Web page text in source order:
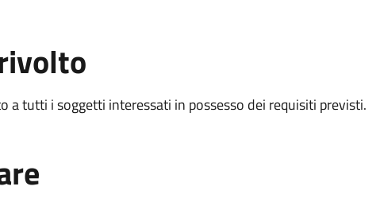
a tutti i soggetti interessati in possesso dei requisiti previsti.